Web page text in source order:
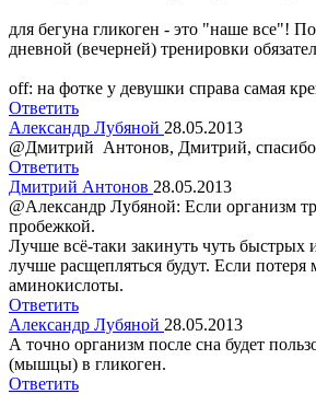
для бегуна гликоген - это "наше все"!
дневной (вечерней) тренировки
off: на фотке у девушки справа самая
Ответить
Александр Лубяной 28.05.2013
@Дмитрий Антонов, Дмитрий,
Ответить
Дмитрий Антонов 28.05.2013
@Александр Лубяной: Если организм
пробежкой.
Лучше всё-таки закинуть чуть быстрых
лучше расщепляться будут. Если
аминокислоты.
Ответить
Александр Лубяной 28.05.2013
А точно организм после сна будет
(мышцы) в гликоген.
Ответить